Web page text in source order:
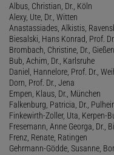
Albus, Christian, Dr., Köln
Alexy, Ute, Dr., Witten
Anastassiades, Alkistis,
Biesalski, Hans Konrad, Prof.
Brombach, Christine, Dr., Gießen
Bub, Achim, Dr., Karlsruhe
Daniel, Hannelore, Prof. Dr.,
Dorn, Prof. Dr., Jena
Empen, Klaus, Dr., München
Falkenburg, Patricia, Dr.,
Finkewirth-Zoller, Uta, Kerpen-
Fresemann, Anne Georga, Dr.,
Frenz, Renate, Ratingen
Gehrmann-Gödde, Susanne,